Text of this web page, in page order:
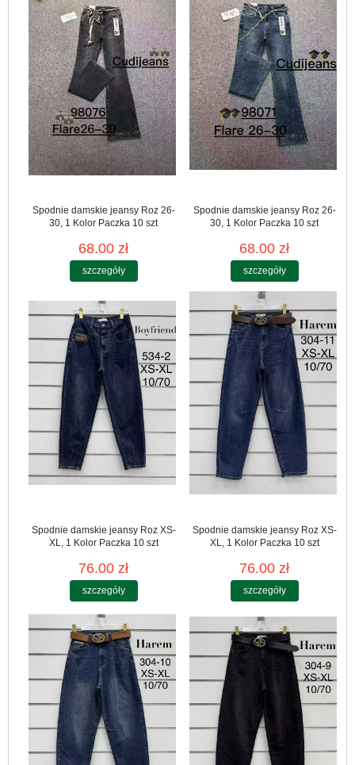
Spodnie damskie jeansy Roz 26-
30, 1 Kolor Paczka 10 szt
68.00 zł
szczegóły
Spodnie damskie jeansy Roz 26-
30, 1 Kolor Paczka 10 szt
68.00 zł
szczegóły
Spodnie damskie jeansy Roz XS-
XL, 1 Kolor Paczka 10 szt
76.00 zł
szczegóły
Spodnie damskie jeansy Roz XS-
XL, 1 Kolor Paczka 10 szt
76.00 zł
szczegóły